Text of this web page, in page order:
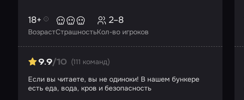
Возраст
18+
СтрашностьКол-во игроков
2–8
9.9/10 (111 команд)
Если вы читаете, вы не одиноки! В нашем бункере
есть еда, вода, кров и безопасность